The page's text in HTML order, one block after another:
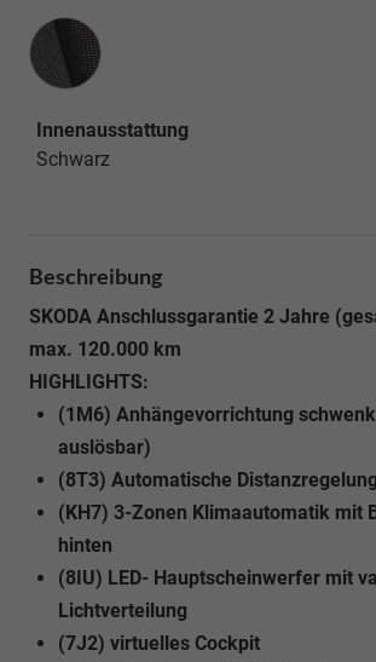
Innenausstattung
Innenausstattung
Schwarz
Beschreibung
SKODA Anschlussgarantie 2 Jahre
max. 120.000 km
HIGHLIGHTS:
(1M6) Anhängevorrichtung
auslösbar)
(8T3) Automatische Distanzregelung
(KH7) 3-Zonen Klimaautomatik mit
hinten
(8IU) LED- Hauptscheinwerfer mit
Lichtverteilung
(7J2) virtuelles Cockpit